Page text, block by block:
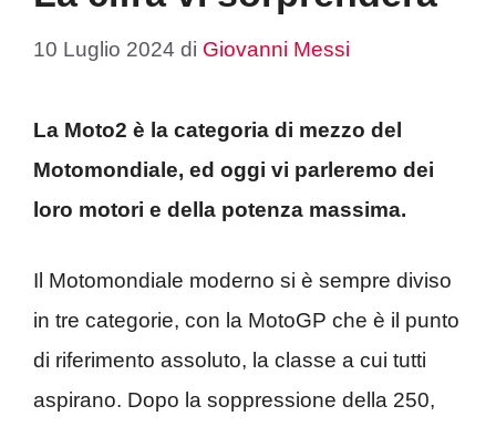
10 Luglio 2024 di Giovanni Messi
La Moto2 è la categoria di mezzo del
Motomondiale, ed oggi vi parleremo dei
loro motori e della potenza massima.
Il Motomondiale moderno si è sempre diviso
in tre categorie, con la MotoGP che è il punto
di riferimento assoluto, la classe a cui tutti
aspirano. Dopo la soppressione della 250,